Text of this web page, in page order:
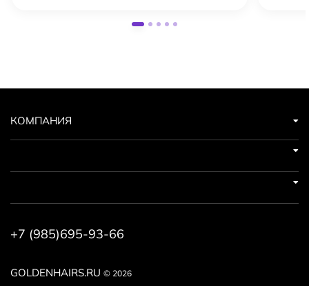
GOLDENHAIRS.RU © 2026
КОМПАНИЯ
+7 (985)695-93-66